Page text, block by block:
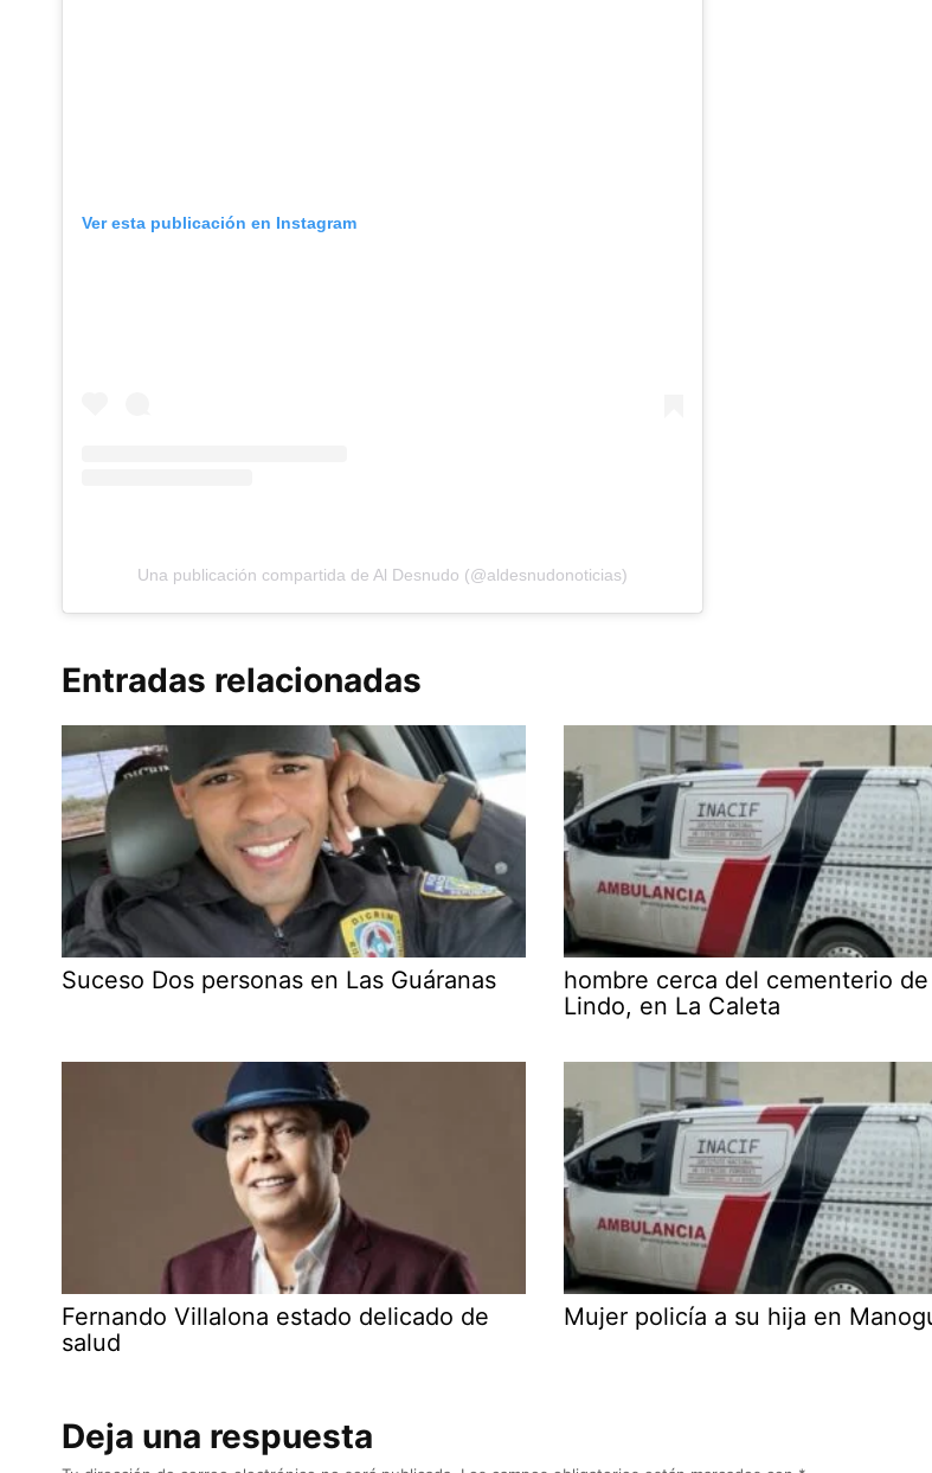
Ver esta publicación en Instagram
Una publicación compartida de Al Desnudo (@aldesnudonoticias)
Entradas relacionadas
Suceso Dos personas en Las Guáranas
hombre cerca del cementerio
Lindo, en La Caleta
Fernando Villalona estado delicado de
salud
Mujer policía a su hija en
Deja una respuesta